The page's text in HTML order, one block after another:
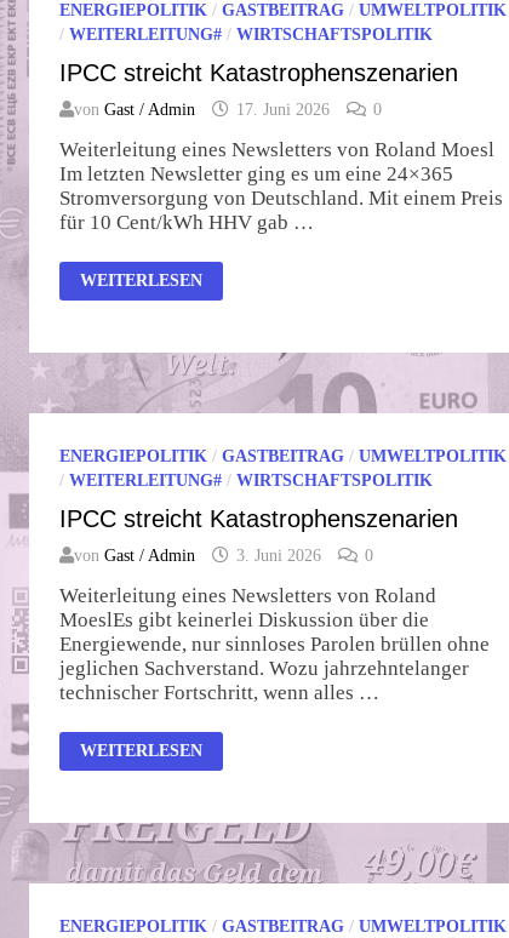
ENERGIEPOLITIK/ GASTBEITRAG/ UMWELTPOLITIK
/ WEITERLEITUNG#/ WIRTSCHAFTSPOLITIK
IPCC streicht Katastrophenszenarien
von Gast / Admin 17. Juni 2026 0
Weiterleitung eines Newsletters von Roland Moesl
Im letzten Newsletter ging es um eine 24×365
Stromversorgung von Deutschland. Mit einem Preis
für 10 Cent/kWh HHV gab …
IPCC
STREICHT
WEITERLESEN
ENERGIEPOLITIK/ GASTBEITRAG/ UMWELTPOLITIK
/ WEITERLEITUNG#/ WIRTSCHAFTSPOLITIK
IPCC streicht Katastrophenszenarien
von Gast / Admin 3. Juni 2026 0
Weiterleitung eines Newsletters von Roland
MoeslEs gibt keinerlei Diskussion über die
Energiewende, nur sinnloses Parolen brüllen ohne
jeglichen Sachverstand. Wozu jahrzehntelanger
technischer Fortschritt, wenn alles …
IPCC
STREICHT
WEITERLESEN
ENERGIEPOLITIK/ GASTBEITRAG/ UMWELTPOLITIK